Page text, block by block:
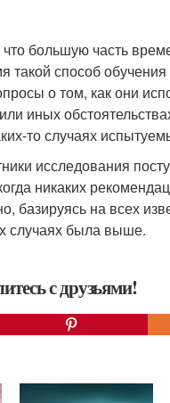
что большую часть
такой способ
о том, как они
иных
то случаях
исследования
никаких
базируясь на всех
случаях была выше.
с друзьями!